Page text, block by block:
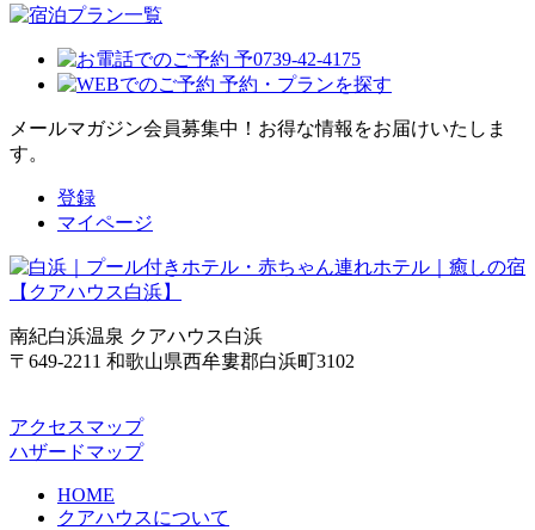
メールマガジン会員募集中！ お得な情報をお届けいたしま
す。
登録
マイページ
南紀白浜温泉 クアハウス白浜
〒649-2211 和歌山県西牟婁郡白浜町3102
アクセスマップ
ハザードマップ
HOME
クアハウスについて